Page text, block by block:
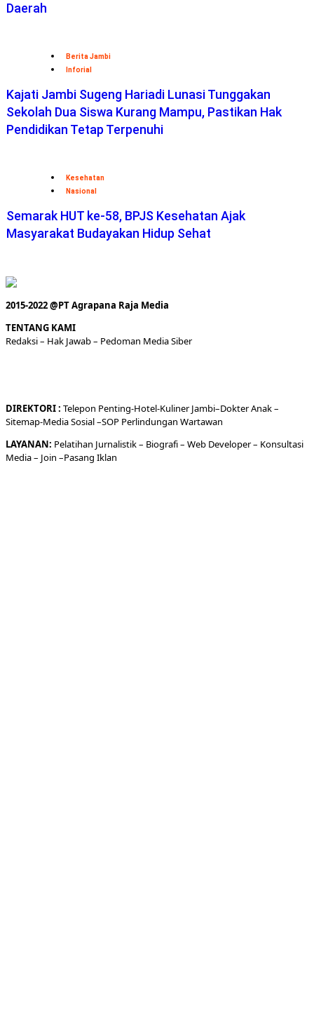
Daerah
Berita Jambi
Inforial
Kajati Jambi Sugeng Hariadi Lunasi Tunggakan
Sekolah Dua Siswa Kurang Mampu, Pastikan Hak
Pendidikan Tetap Terpenuhi
Kesehatan
Nasional
Semarak HUT ke-58, BPJS Kesehatan Ajak
Masyarakat Budayakan Hidup Sehat
2015-2022 @PT Agrapana Raja Media
TENTANG KAMI
Redaksi– Hak Jawab – Pedoman Media Siber
DIREKTORI: Telepon Penting-Hotel-KulinerJambi–DokterAnak –
Sitemap-Media Sosial –SOP Perlindungan Wartawan
LAYANAN: Pelatihan Jurnalistik – Biografi– Web Developer– Konsultasi
Media– Join –Pasang Iklan